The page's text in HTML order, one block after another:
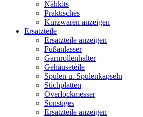
Nähkits
Praktisches
Kurzwaren anzeigen
Ersatzteile
Ersatzteile anzeigen
Fußanlasser
Garnrollenhalter
Gehäuseteile
Spulen u. Spulenkapseln
Stichplatten
Overlockmesser
Sonstiges
Ersatzteile anzeigen